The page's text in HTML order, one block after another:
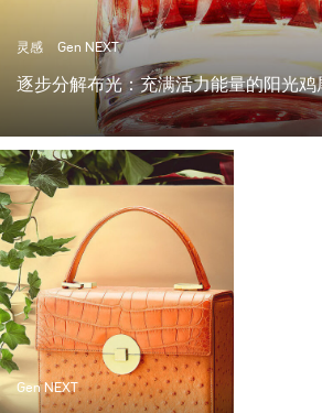
灵感 Gen NEXT
逐步分解布光：充满活力能量的阳光鸡
在柏林的最后几周非常棒，气温超过25
是拍摄夏日鸡尾酒的完美天气。
Gen NEXT